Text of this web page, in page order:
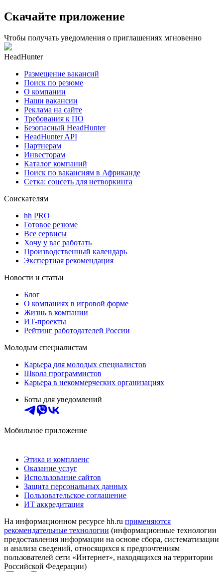
Скачайте приложение
Чтобы получать уведомления о приглашениях мгновенно
HeadHunter
Размещение вакансий
Поиск по резюме
О компании
Наши вакансии
Реклама на сайте
Требования к ПО
Безопасный HeadHunter
HeadHunter API
Партнерам
Инвесторам
Каталог компаний
Поиск по вакансиям в Африканде
Сетка: соцсеть для нетворкинга
Соискателям
hh PRO
Готовое резюме
Все сервисы
Хочу у вас работать
Производственный календарь
Экспертная рекомендация
Новости и статьи
Блог
О компаниях в игровой форме
Жизнь в компании
ИТ-проекты
Рейтинг работодателей России
Молодым специалистам
Карьера для молодых специалистов
Школа программистов
Карьера в некоммерческих организациях
Боты для уведомлений
Мобильное приложение
Этика и комплаенс
Оказание услуг
Использование сайтов
Защита персональных данных
Пользовательское соглашение
ИТ аккредитация
На информационном ресурсе hh.ru применяются
рекомендательные технологии (информационные технологии
предоставления информации на основе сбора, систематизации
и анализа сведений, относящихся к предпочтениям
пользователей сети «Интернет», находящихся на территории
Российской Федерации)